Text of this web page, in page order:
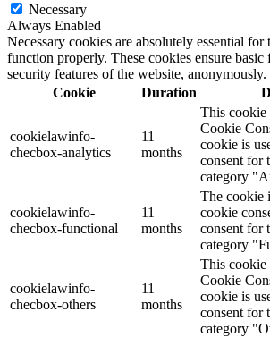
Necessary
Always Enabled
Necessary cookies are absolutely essential for
function properly. These cookies ensure basic
security features of the website, anonymously.
Cookie
Duration
cookielawinfo-
checbox-analytics
11
months
This cookie
Cookie
cookie is
consent for
category
cookielawinfo-
checbox-functional
11
months
The cookie
cookie
consent for
category
cookielawinfo-
checbox-others
11
months
This cookie
Cookie
cookie is
consent for
category